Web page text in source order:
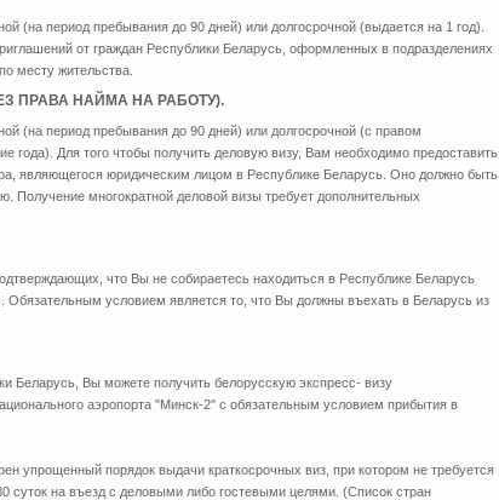
(на период пребывания до 90 дней) или долгосрочной (выдается на 1 год).
от граждан Республики Беларусь, оформленных в подразделениях
месту жительства.
ПРАВА НАЙМА НА РАБОТУ).
(на период пребывания до 90 дней) или долгосрочной (с правом
года). Для того чтобы получить деловую визу, Вам необходимо предоставить
являющегося юридическим лицом в Республике Беларусь. Оно должно быть
Получение многократной деловой визы требует дополнительных
что Вы не собираетесь находиться в Республике Беларусь
Обязательным условием является то, что Вы должны въехать в Беларусь из
Беларусь, Вы можете получить белорусскую экспресс- визу
аэропорта "Минск-2" с обязательным условием прибытия в
упрощенный порядок выдачи краткосрочных виз, при котором не требуется
суток на въезд с деловыми либо гостевыми целями. (Список стран